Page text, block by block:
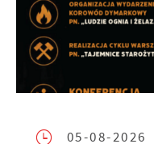
05-08-2026